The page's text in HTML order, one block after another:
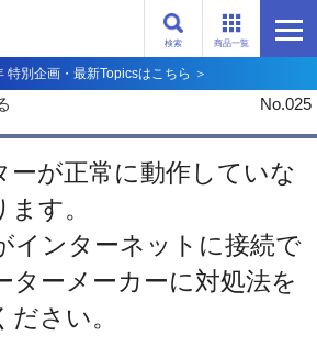
商品一覧
検索
特別企画・最新Topicsはこちら ＞
No.025
ーが正常に動作していな
す。
インターネットに接続で
ターメーカーに対処法を
さい。